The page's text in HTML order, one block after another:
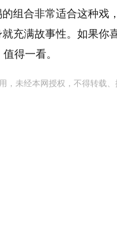
组合非常适合这种戏
充满故事性。如果你
得一看。
，未经本网授权，不得转载、